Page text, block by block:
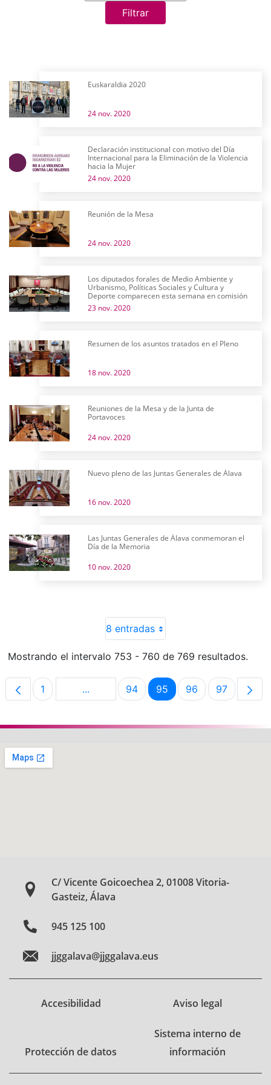
Filtrar
Euskaraldia 2020
24 nov. 2020
Declaración institucional con motivo del Día
Internacional para la Eliminación de la Violencia
hacia la Mujer
24 nov. 2020
Reunión de la Mesa
24 nov. 2020
Los diputados forales de Medio Ambiente y
Urbanismo, Políticas Sociales y Cultura y
Deporte comparecen esta semana en comisión
23 nov. 2020
Resumen de los asuntos tratados en el Pleno
18 nov. 2020
Reuniones de la Mesa y de la Junta de
Portavoces
24 nov. 2020
Nuevo pleno de las Juntas Generales de Álava
16 nov. 2020
Las Juntas Generales de Álava conmemoran el
Día de la Memoria
10 nov. 2020
8 entradas
Mostrando el intervalo 753 - 760 de 769 resultados.
Página
1 ...Páginas intermedias Use TAB para
Página
94 Página
95 Página
96 Página
97
C/ Vicente Goicoechea 2, 01008 Vitoria-
Gasteiz, Álava
945 125 100
jjggalava@jjggalava.eus
Accesibilidad Aviso legal
Protección de datos
Sistema interno de
información